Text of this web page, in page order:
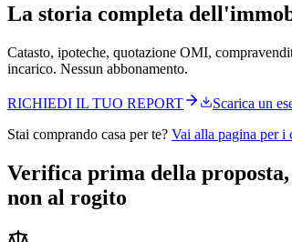
La storia completa
Catasto, ipoteche, quotazione OMI,
incarico. Nessun abbonamento.
RICHIEDI IL TUO REPORT
Scarica un
Stai comprando casa per te? Vai alla pagina per i
Verifica prima della proposta,
non al rogito